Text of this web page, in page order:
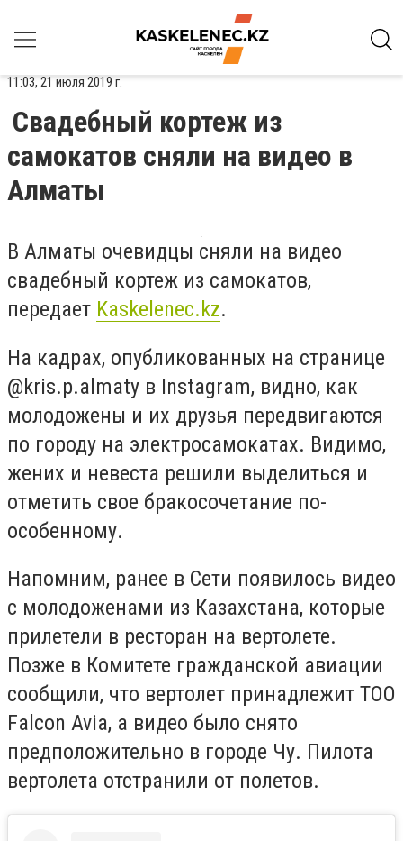
11:03, 21 июля 2019 г.
Свадебный кортеж из
самокатов сняли на видео в
Алматы
В Алматы очевидцы сняли на видео
свадебный кортеж из самокатов,
передает Kaskelenec.kz.
На кадрах, опубликованных на странице
@kris.p.almaty в Instagram, видно, как
молодожены и их друзья передвигаются
по городу на электросамокатах. Видимо,
жених и невеста решили выделиться и
отметить свое бракосочетание по-
особенному.
Напомним, ранее в Сети появилось видео
с молодоженами из Казахстана, которые
прилетели в ресторан на вертолете.
Позже в Комитете гражданской авиации
сообщили, что вертолет принадлежит ТОО
Falcon Avia, а видео было снято
предположительно в городе Чу. Пилота
вертолета отстранили от полетов.